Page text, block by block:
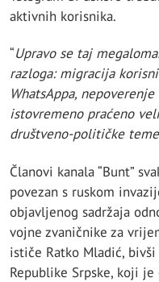
aktivnih korisnika.
“Upravo se taj
razloga: migracija
WhatsAppa,
istovremeno praćeno
društveno-političke
Članovi kanala “Bunt”
povezan s ruskom
objavljenog sadržaja
vojne zvaničnike za
ističe Ratko Mladić, bivši
Republike Srpske, koji